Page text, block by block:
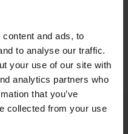
and ads, to
to analyse our traffic.
your use of our site with
analytics partners who
that you’ve
collected from your use